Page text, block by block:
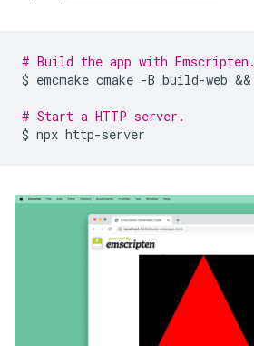
# Build the app with Emscripten.
$ emcmake cmake -B build-web &&
# Start a HTTP server.
$ npx